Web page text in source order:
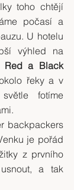
toho chtějí
počasí a
U hotelu
výhled na
Red a Black
řeky a v
fotíme
backpackers
je pořád
z prvního
a tak